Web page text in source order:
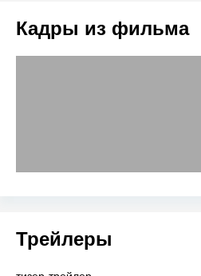
Кадры из фильма
Трейлеры